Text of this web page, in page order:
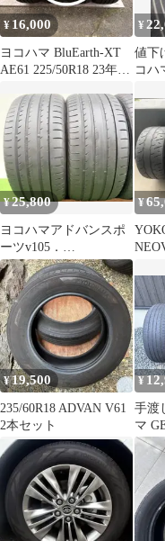
¥ 16,000
ヨコハマ BluEarth-XT
AE61 225/50R18 23年製
¥
値下
コハ
¥25,800
ヨコハマアドバンスポ
ーツv105．
275/40R18.23年製2本
セット
¥
¥19,500
235/60R18 ADVAN V61
2本セット
¥
手渡
マ
225/